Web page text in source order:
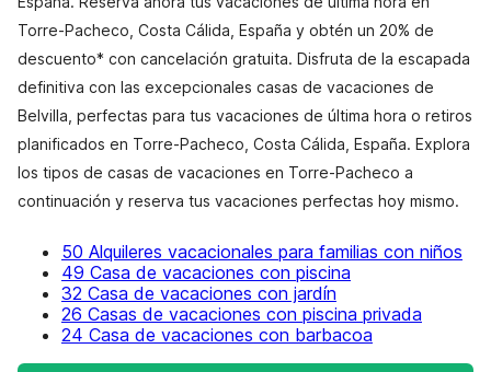
Torre-Pacheco, Costa Cálida, España y obtén un 20% de
descuento* con cancelación gratuita. Disfruta de la escapada
definitiva con las excepcionales casas de vacaciones de
Belvilla, perfectas para tus vacaciones de última hora o retiros
planificados en Torre-Pacheco, Costa Cálida, España. Explora
los tipos de casas de vacaciones en Torre-Pacheco a
continuación y reserva tus vacaciones perfectas hoy mismo.
50 Alquileres vacacionales para familias con niños
49 Casa de vacaciones con piscina
32 Casa de vacaciones con jardín
26 Casas de vacaciones con piscina privada
24 Casa de vacaciones con barbacoa